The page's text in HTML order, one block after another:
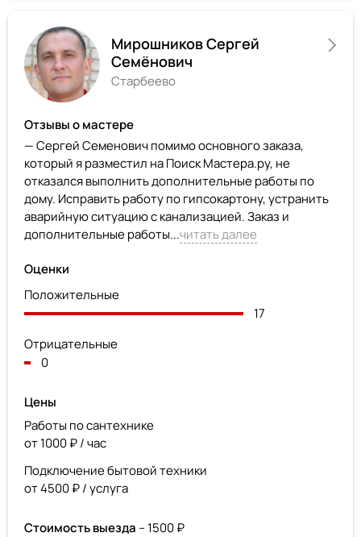
Мирошников Сергей
Семёнович
Старбеево
Отзывы о мастере
— Сергей Семенович помимо основного заказа,
который я разместил на Поиск Мастера.ру, не
отказался выполнить дополнительные работы по
дому. Исправить работу по гипсокартону, устранить
аварийную ситуацию с канализацией. Заказ и
дополнительные работы...читать далее
Оценки
Положительные
17
Отрицательные
0
Цены
Работы по сантехнике
от 1000 ₽ / час
Подключение бытовой техники
от 4500 ₽ / услуга
Стоимость выезда – 1500 ₽